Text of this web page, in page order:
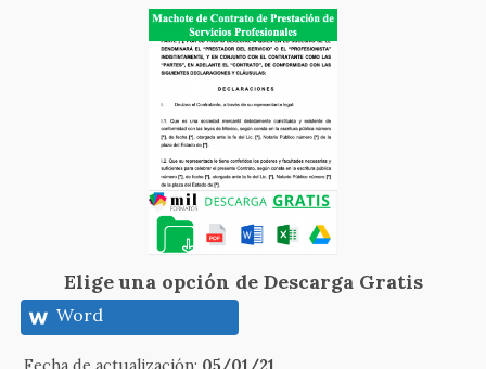
Elige una opción de Descarga Gratis
Word